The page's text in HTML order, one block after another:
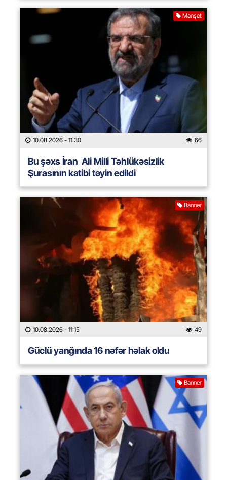
Manşet
10.08.2026 - 11:30 66
Bu şəxs İran Ali Milli Təhlükəsizlik
Şurasının katibi təyin edildi
Banner
10.08.2026 - 11:15 49
Güclü yanğında 16 nəfər həlak oldu
Banner